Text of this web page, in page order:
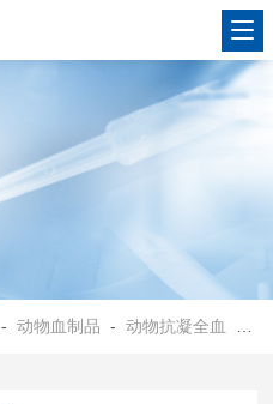
-动物血制品 -动物抗凝全血